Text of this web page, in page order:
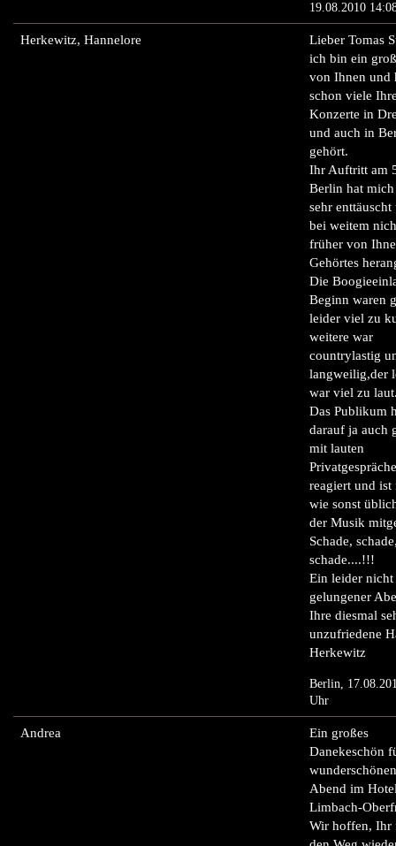
19.08.2010
Herkewitz, Hannelore
Lieber Tomas
ich bin ein
von Ihnen und
schon viele
Konzerte in
und auch in
gehört.
Ihr Auftritt am
Berlin hat mich
sehr enttäuscht
bei weitem
früher von
Gehörtes
Die
Beginn waren
leider viel zu
weitere war
countrylastig
langweilig,der
war viel zu
Das Publikum
darauf ja auch
mit lauten
reagiert und ist
wie sonst
der Musik
Schade,
schade....!!!
Ein leider nicht
gelungener
Ihre diesmal
unzufriedene
Herkewitz
Berlin,
Uhr
Andrea
Ein großes
Danekeschön
Abend im
Limbach-
Wir hoffen, Ihr